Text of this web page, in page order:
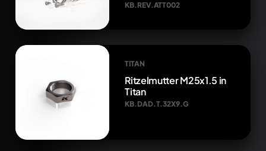
KB.REV.ATT002
TITAN
Ritzelmutter M25x1.5 in
Titan
KB.DAD.T.32X9.G